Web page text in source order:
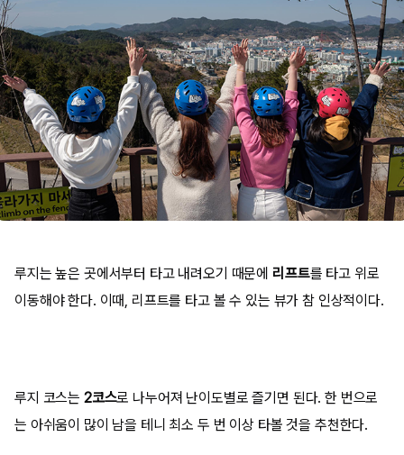
루지는 높은 곳에서부터 타고 내려오기 때문에 리프트를 타고 위로
이동해야 한다. 이때, 리프트를 타고 볼 수 있는 뷰가 참 인상적이다.
루지 코스는 2코스로 나누어져 난이도별로 즐기면 된다. 한 번으로
는 아쉬움이 많이 남을 테니 최소 두 번 이상 타볼 것을 추천한다.